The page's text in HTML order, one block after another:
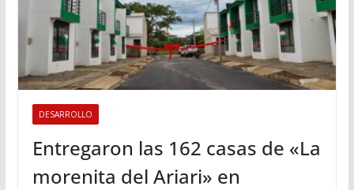
DESARROLLO
Entregaron las 162 casas de «La
morenita del Ariari» en